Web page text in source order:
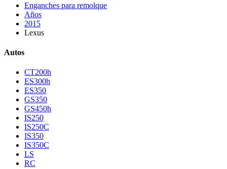
Enganches para remolque
Años
2015
Lexus
Autos
CT200h
ES300h
ES350
GS350
GS450h
IS250
IS250C
IS350
IS350C
LS
RC